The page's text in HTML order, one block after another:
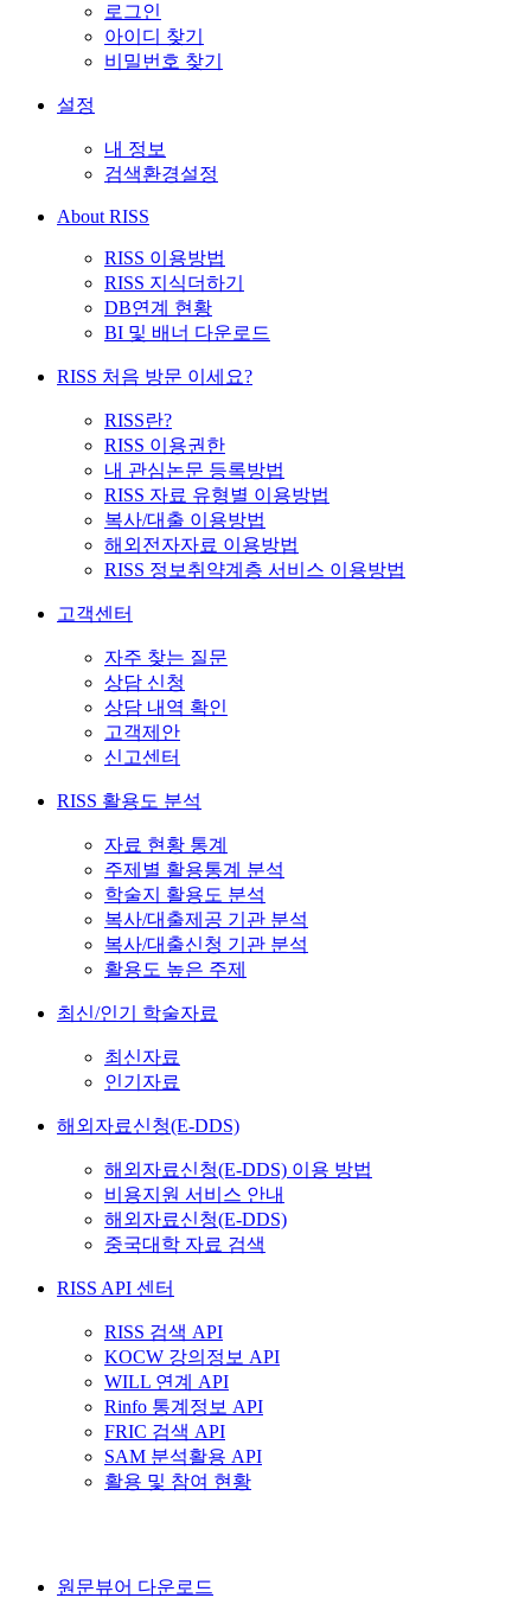
로그인
아이디 찾기
비밀번호 찾기
설정
내 정보
검색환경설정
About RISS
RISS 이용방법
RISS 지식더하기
DB연계 현황
BI 및 배너 다운로드
RISS 처음 방문 이세요?
RISS란?
RISS 이용권한
내 관심논문 등록방법
RISS 자료 유형별 이용방법
복사/대출 이용방법
해외전자자료 이용방법
RISS 정보취약계층 서비스 이용방법
고객센터
자주 찾는 질문
상담 신청
상담 내역 확인
고객제안
신고센터
RISS 활용도 분석
자료 현황 통계
주제별 활용통계 분석
학술지 활용도 분석
복사/대출제공 기관 분석
복사/대출신청 기관 분석
활용도 높은 주제
최신/인기 학술자료
최신자료
인기자료
해외자료신청(E-DDS)
해외자료신청(E-DDS) 이용 방법
비용지원 서비스 안내
해외자료신청(E-DDS)
중국대학 자료 검색
RISS API 센터
RISS 검색 API
KOCW 강의정보 API
WILL 연계 API
Rinfo 통계정보 API
FRIC 검색 API
SAM 분석활용 API
활용 및 참여 현황
원문뷰어 다운로드